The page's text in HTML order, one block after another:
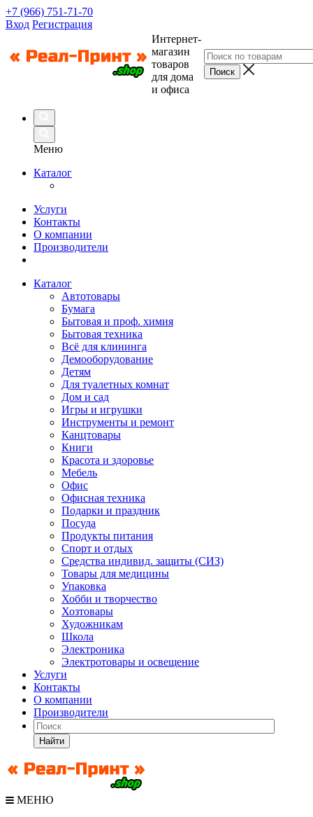
+7 (966) 751-71-70
Вход Регистрация
Интернет-
магазин
товаров
для дома
и офиса
Меню
Каталог
Услуги
Контакты
О компании
Производители
Каталог
Автотовары
Бумага
Бытовая и проф. химия
Бытовая техника
Всё для клининга
Демооборудование
Детям
Для туалетных комнат
Дом и сад
Игры и игрушки
Инструменты и ремонт
Канцтовары
Книги
Красота и здоровье
Мебель
Офис
Офисная техника
Подарки и праздник
Посуда
Продукты питания
Спорт и отдых
Средства индивид. защиты (СИЗ)
Товары для медицины
Упаковка
Хобби и творчество
Хозтовары
Художникам
Школа
Электроника
Электротовары и освещение
Услуги
Контакты
О компании
Производители
Найти
МЕНЮ